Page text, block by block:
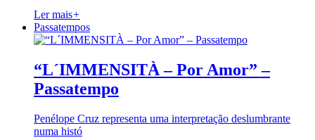
Ler mais+
Passatempos
“L´IMMENSITÀ – Por Amor” –
Passatempo
Penélope Cruz representa uma interpretação deslumbrante
numa histó